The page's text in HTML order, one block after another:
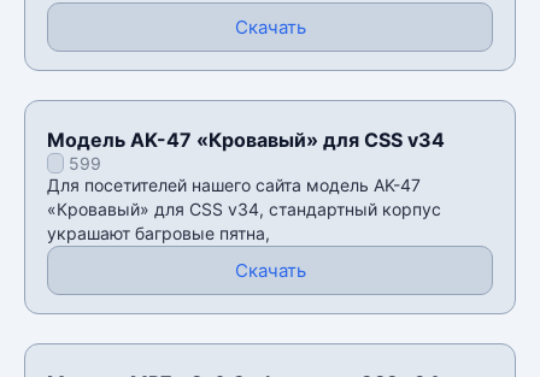
Скачать
Модель AK-47 «Кровавый» для CSS v34
599
Для посетителей нашего сайта модель AK-47
«Кровавый» для CSS v34, стандартный корпус
украшают багровые пятна,
Скачать